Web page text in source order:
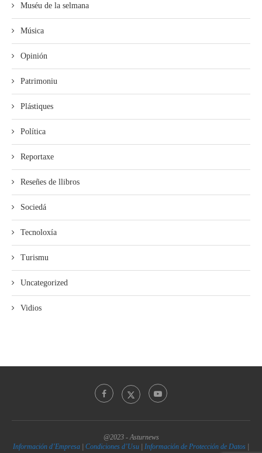
Muséu de la selmana
Música
Opinión
Patrimoniu
Plástiques
Política
Reportaxe
Reseñes de llibros
Sociedá
Tecnoloxía
Turismu
Uncategorized
Vidios
@2023 - Asturnews
Información d’Empresa | Condiciones d’Usu | Información de Protección de Datos |